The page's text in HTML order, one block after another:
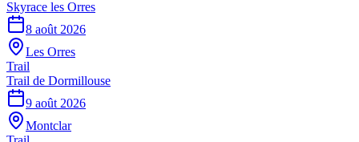
Skyrace les Orres
8 août 2026
Les Orres
Trail
Trail de Dormillouse
9 août 2026
Montclar